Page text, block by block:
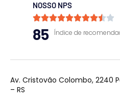
NOSSO NPS

85 Índice de
Av. Cristovão Colombo, 2240
– RS